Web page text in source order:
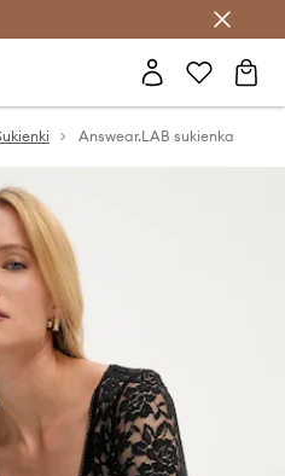
Answear Club >
Answear.LAB sukienka